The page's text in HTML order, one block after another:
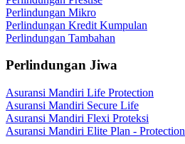
Perlindungan Mikro
Perlindungan Kredit Kumpulan
Perlindungan Tambahan
Perlindungan Jiwa
Asuransi Mandiri Life Protection
Asuransi Mandiri Secure Life
Asuransi Mandiri Flexi Proteksi
Asuransi Mandiri Elite Plan - Protection